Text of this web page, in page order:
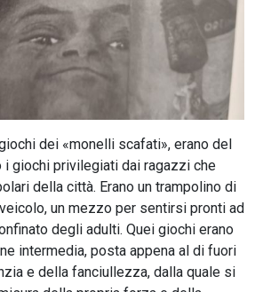
dei «monelli scafati», erano del
i giochi privilegiati dai ragazzi che
della città. Erano un trampolino di
un mezzo per sentirsi pronti ad
degli adulti. Quei giochi erano
intermedia, posta appena al di fuori
e della fanciullezza, dalla quale si